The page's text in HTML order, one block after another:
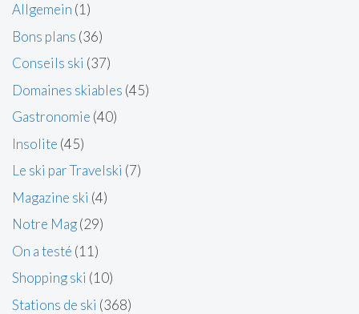
Allgemein (1)
Bons plans (36)
Conseils ski (37)
Domaines skiables (45)
Gastronomie (40)
Insolite (45)
Le ski par Travelski (7)
Magazine ski (4)
Notre Mag(29)
On a testé (11)
Shopping ski (10)
Stations de ski (368)